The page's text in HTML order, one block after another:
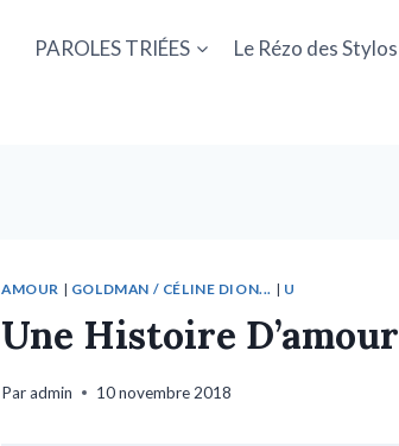
PAROLES TRIÉES Le Rézo des Stylos
AMOUR | GOLDMAN / CÉLINE DION... | U
Une Histoire D’amour
Paradmin 10 novembre 2018